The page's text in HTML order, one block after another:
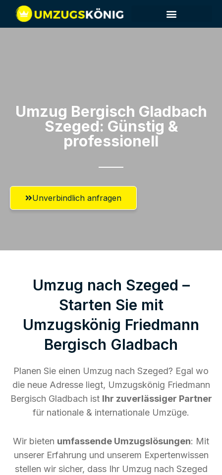
Umzug Bergisch Gladbach​
Szeged: Günstig &
professionell​
Unverbindlich anfragen
Umzug nach Szeged –
Starten Sie mit
Umzugskönig Friedmann
Bergisch Gladbach
Planen Sie einen Umzug nach Szeged? Egal wo
die neue Adresse liegt, Umzugskönig Friedmann
Bergisch Gladbach ist Ihr zuverlässiger Partner
für nationale & internationale Umzüge.
Wir bieten umfassende Umzugslösungen: Mit
unserer Erfahrung und unserem Expertenwissen
stellen wir sicher, dass Ihr Umzug nach Szeged